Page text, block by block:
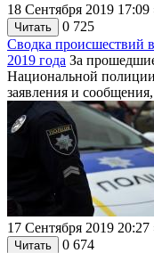
18 Сентября 2019 17:09
Читать 0 725
Сводка происшествий
2019 года За
Национальной
заявления и
17 Сентября 2019 20:27
Читать 0 674